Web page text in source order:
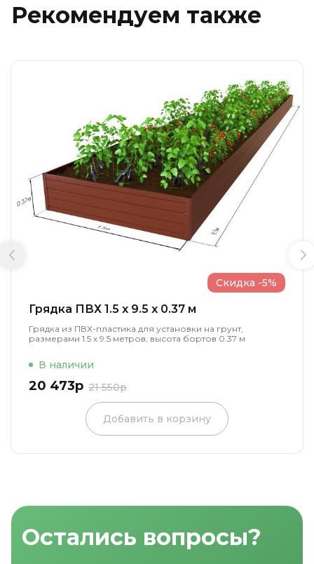
Рекомендуем также
Грядка ПВХ 1.5 x 9.5 x 0.37 м
Грядка из ПВХ-пластика для установки на грунт,
размерами 1.5 х 9.5 метров, высота бортов 0.37 м
В наличии
20 473р 21 550р
Скидка -5%
Добавить в корзину
Остались вопросы?